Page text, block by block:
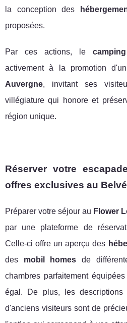
la conception des
proposées.
Par ces actions, le
activement à la promotion
Auvergne, invitant ses
villégiature qui honore et
région unique.
Réserver votre
offres exclusives au
Préparer votre séjour au Flower
par une plateforme de
Celle-ci offre un aperçu des
des mobil homes de
chambres parfaitement
égal. De plus, les
d'anciens visiteurs sont de